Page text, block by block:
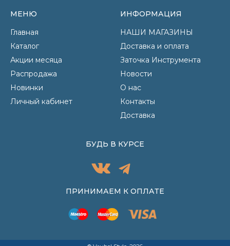
МЕНЮ
Главная
Каталог
Акции месяца
Распродажа
Новинки
Личный кабинет
ИНФОРМАЦИЯ
НАШИ МАГАЗИНЫ
Доставка и оплата
Заточка Инструмента
Новости
О нас
Контакты
Доставка
ПРИНИМАЕМ К ОПЛАТЕ
БУДЬ В КУРСЕ